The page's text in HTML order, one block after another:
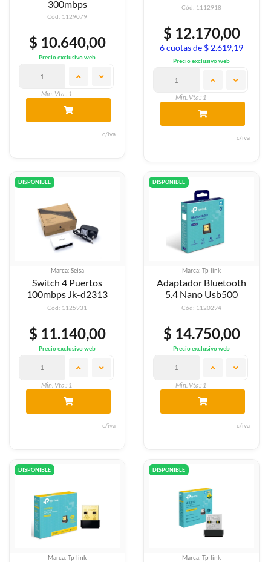
300mbps
Cód: 1129079
$ 10.640,00
Precio exclusivo web
Min. Vta.: 1
c/iva
Cód: 1112918
$ 12.170,00
6 cuotas de $ 2.619,19
Precio exclusivo web
Min. Vta.: 1
c/iva
DISPONIBLE
Marca: Seisa
Switch 4 Puertos
100mbps Jk-d2313
Cód: 1125931
$ 11.140,00
Precio exclusivo web
Min. Vta.: 1
c/iva
DISPONIBLE
Marca: Tp-link
Adaptador Bluetooth
5.4 Nano Usb500
Cód: 1120294
$ 14.750,00
Precio exclusivo web
Min. Vta.: 1
c/iva
DISPONIBLE
Marca: Tp-link
DISPONIBLE
Marca: Tp-link